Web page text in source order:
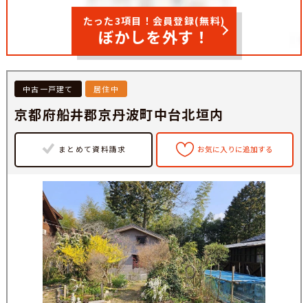
たった3項目！会員登録(無料)
ぼかしを外す！
中古一戸建て 居住中
京都府船井郡京丹波町中台北垣内
まとめて資料請求 お気に入りに追加する